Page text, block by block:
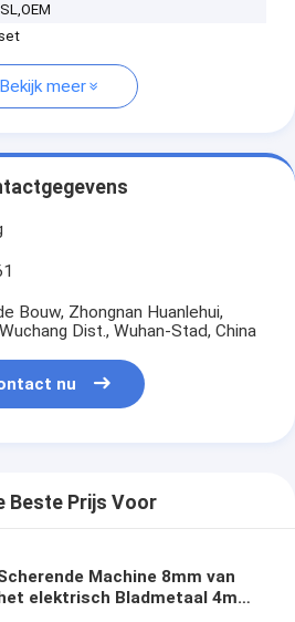
Bekijk meer
Bouw, Zhongnan Huanlehui,
Dist., Wuhan-Stad, China
nu
Beste Prijs Voor
Machine 8mm van
elektrisch Bladmetaal 4mm